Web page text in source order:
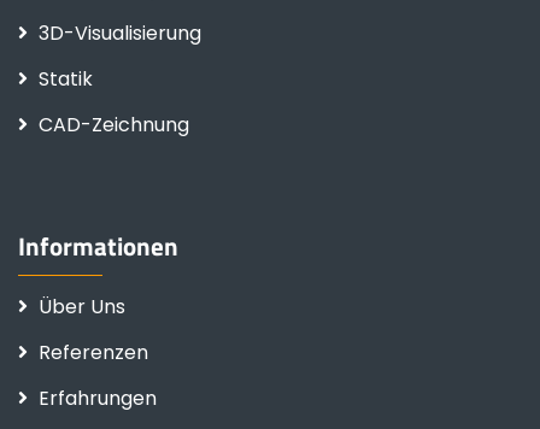
3D-Visualisierung
Statik
CAD-Zeichnung
Informationen
Über Uns
Referenzen
Erfahrungen